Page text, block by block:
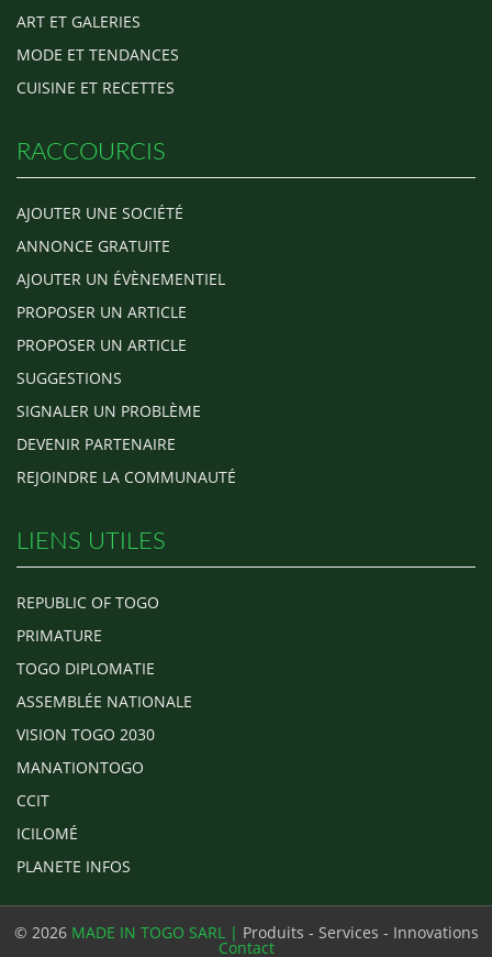
ART ET GALERIES
MODE ET TENDANCES
CUISINE ET RECETTES
RACCOURCIS
AJOUTER UNE SOCIÉTÉ
ANNONCE GRATUITE
AJOUTER UN ÉVÈNEMENTIEL
PROPOSER UN ARTICLE
PROPOSER UN ARTICLE
SUGGESTIONS
SIGNALER UN PROBLÈME
DEVENIR PARTENAIRE
REJOINDRE LA COMMUNAUTÉ
LIENS UTILES
REPUBLIC OF TOGO
PRIMATURE
TOGO DIPLOMATIE
ASSEMBLÉE NATIONALE
VISION TOGO 2030
MANATIONTOGO
CCIT
ICILOMÉ
PLANETE INFOS
© 2026 MADE IN TOGO SARL | Produits - Services - Innovations
Contact